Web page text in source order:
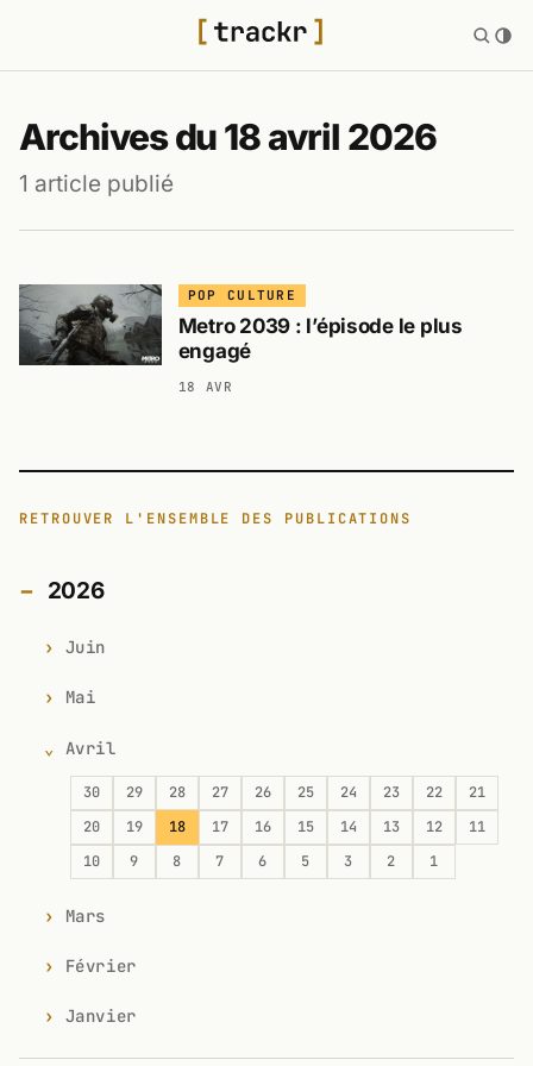
Archives du 18 avril 2026
1 article publié
POP CULTURE
Metro 2039 : l’épisode le plus
engagé
18 AVR
RETROUVER L'ENSEMBLE DES PUBLICATIONS
2026
Juin
Mai
Avril
30 29 28 27 26 25 24 23 22
21
20
19 18 17 16 15 14 13 12
11
10
9 8 7 6 5 3 2 1
Mars
Février
Janvier